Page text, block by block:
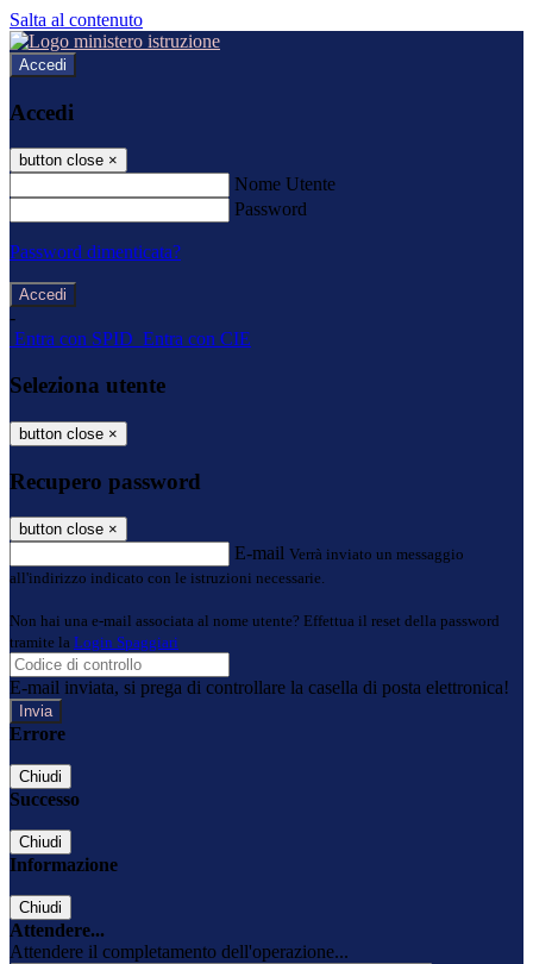
Salta al contenuto
Accedi
Accedi
button close ×
Nome Utente
Password
Password dimenticata?
-
Entra con SPID Entra con CIE
Seleziona utente
button close ×
Recupero password
button close ×
E-mail Verrà inviato un messaggio
all'indirizzo indicato con le istruzioni necessarie.
Non hai una e-mail associata al nome utente? Effettua il reset della password
tramite la Login Spaggiari
E-mail inviata, si prega di controllare la casella di posta elettronica!
Errore
Chiudi
Successo
Chiudi
Informazione
Chiudi
Attendere...
Attendere il completamento dell'operazione...